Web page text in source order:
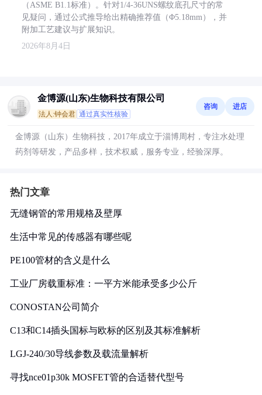
（ASME B1.1标准）。针对1/4-36UNS螺纹底孔尺寸的常
见疑问，通过公式推导给出精确推荐值（Φ5.18mm），并
附加工艺建议与扩展知识。
2026年8月4日
金博源(山东)生物科技有限公司
法人:钟会君 通过真实性核验
咨询 进店
金博源（山东）生物科技，2017年成立于淄博周村，专注水处理
药剂等研发，产品多样，技术权威，服务专业，经验深厚。
热门文章
无缝钢管的常用规格及壁厚
生活中常见的传感器有哪些呢
PE100管材的含义是什么
工业厂房载重标准：一平方米能承受多少公斤
CONOSTAN公司简介
C13和C14插头国标与欧标的区别及其标准解析
LGJ-240/30导线参数及载流量解析
寻找nce01p30k MOSFET管的合适替代型号